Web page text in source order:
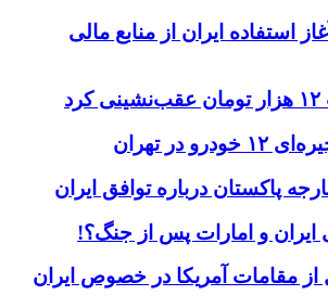
استفاده ایران از منابع مالی
در تهران
پاکستان درباره توافق ایران
ایران و امارات پس از جنگ؟!
مقامات آمریکا در خصوص ایران